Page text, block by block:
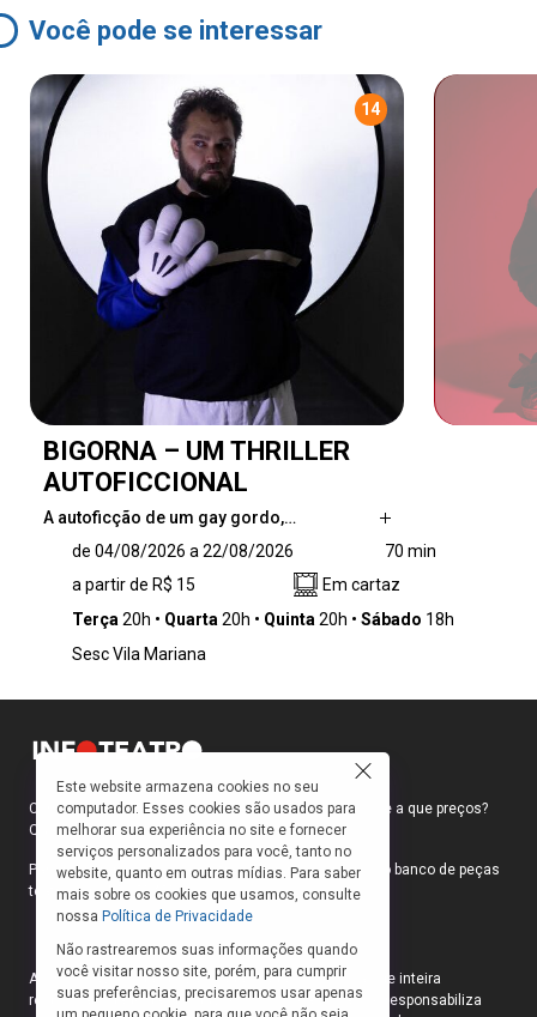
Você pode se interessar
14
BIGORNA – UM THRILLER
AUTOFICCIONAL
A autoficção de um gay gordo,…
uma sexta-feira 13 de lua cheia, tecida por
lembranças da infância e adolescência que
ganham tons de filme de terror. Mesclando
memória, BIGORNA é um thriller poético sobre
de 04/08/2026 a 22/08/2026
70 min
a partir de R$ 15
Em cartaz
Terça 20h Quarta 20h Quinta 20h Sábado 18h
Sesc Vila Mariana
Como faço para ir ao teatro? Onde compro ingressos e a que preços?
Quais peças estão em cartaz?
Para responder a essas e outras perguntas, criamos o banco de peças
teatrais do INFOTEATRO.
As informações das peças cadastradas no site são de inteira
responsabilidade das produções. O Infoteatro não se responsabiliza
Este website armazena cookies no seu
computador. Esses cookies são usados para
melhorar sua experiência no site e fornecer
serviços personalizados para você, tanto no
website, quanto em outras mídias. Para saber
mais sobre os cookies que usamos, consulte
nossa Política de Privacidade
Não rastrearemos suas informações quando
você visitar nosso site, porém, para cumprir
suas preferências, precisaremos usar apenas